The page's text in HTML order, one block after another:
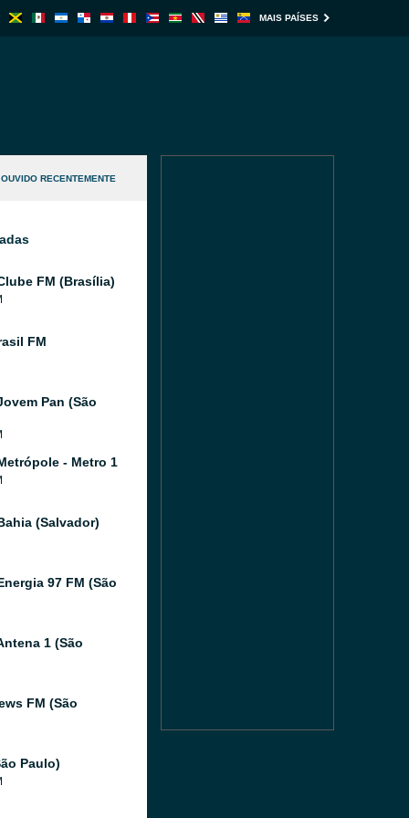
MAIS PAÍSES
OUVIDO RECENTEMENTE
FM (Brasília)
FM
Pan (São
- Metro 1
(Salvador)
97 FM (São
1 (São
FM (São
Paulo)